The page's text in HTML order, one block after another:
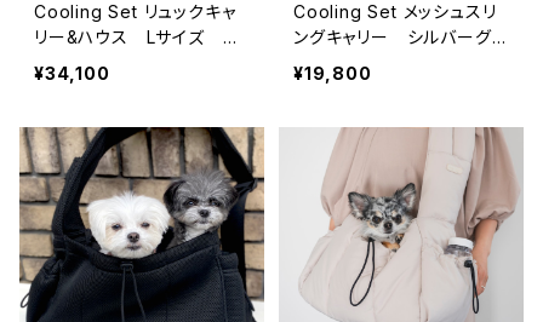
Cooling Set リュックキャ
リー&ハウス Lサイズ ブ
ラック 軽量フワモコ -FuF
u series-
¥34,100
Cooling Set メッシュスリ
ングキャリー シルバーグレ
ー 7点セット ペットキャ
リーバッグ
¥19,800